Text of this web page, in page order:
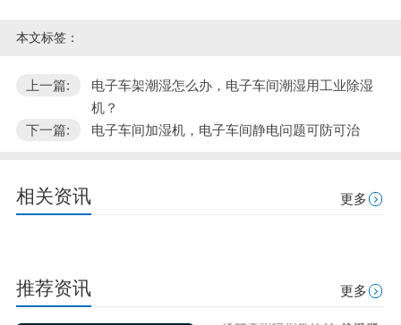
本文标签：
上一篇:
电子车架潮湿怎么办，电子车间潮湿用工业除湿
机？
下一篇:
电子车间加湿机，电子车间静电问题可防可治
相关资讯 更多
推荐资讯 更多